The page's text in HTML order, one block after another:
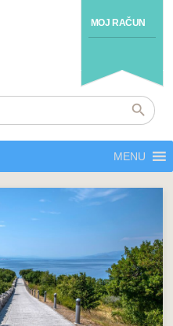
MOJ RAČUN
MENU